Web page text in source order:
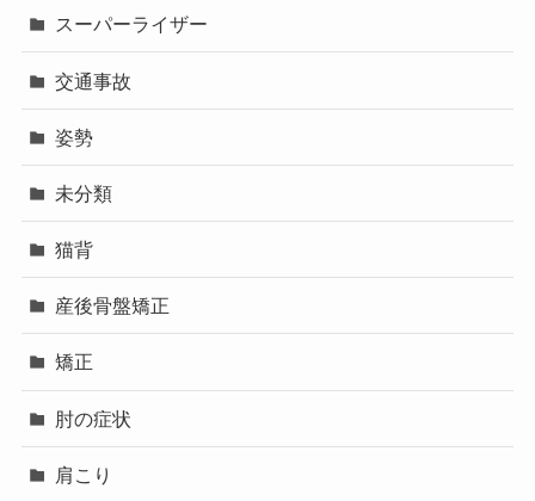
スーパーライザー
交通事故
姿勢
未分類
猫背
産後骨盤矯正
矯正
肘の症状
肩こり